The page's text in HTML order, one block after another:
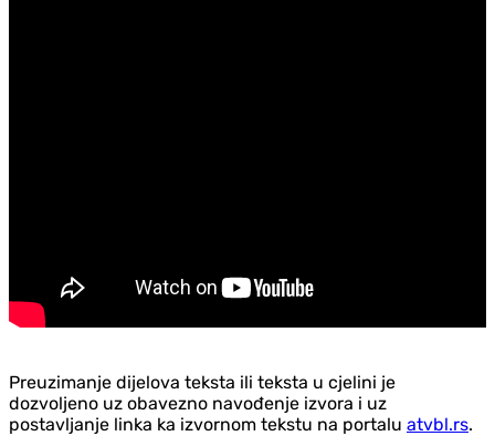
Preuzimanje dijelova teksta ili teksta u cjelini je
dozvoljeno uz obavezno navođenje izvora i uz
postavljanje linka ka izvornom tekstu na portalu atvbl.rs.